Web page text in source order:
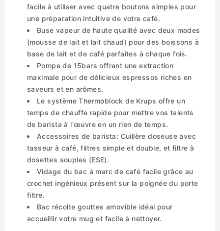
facile à utiliser avec quatre boutons simples pour
une préparation intuitive de votre café.
Buse vapeur de haute qualité avec deux modes
(mousse de lait et lait chaud) pour des boissons à
base de lait et de café parfaites à chaque fois.
Pompe de 15bars offrant une extraction
maximale pour de délicieux espressos riches en
saveurs et en arômes.
Le système Thermoblock de Krups offre un
temps de chauffe rapide pour mettre vos talents
de barista à l'œuvre en un rien de temps.
Accessoires de barista: Cuillère doseuse avec
tasseur à café, filtres simple et double, et filtre à
dosettes souples (ESE).
Vidage du bac à marc de café facile grâce au
crochet ingénieux présent sur la poignée du porte
filtre.
Bac récolte gouttes amovible idéal pour
accueillir votre mug et facile à nettoyer.